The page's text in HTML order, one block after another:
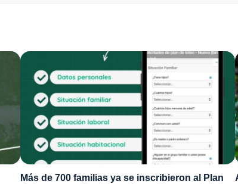
Más de 700 familias ya se inscribieron al Plan